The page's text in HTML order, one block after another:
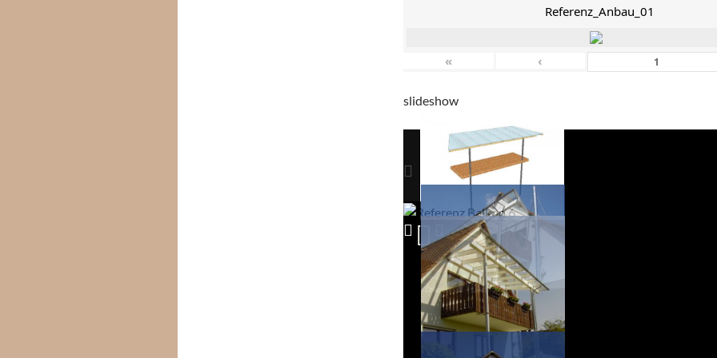
Referenz_Anbau_01
« ‹
slideshow